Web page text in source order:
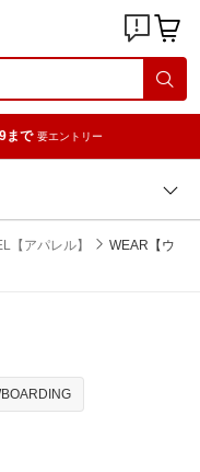
まで 要エントリー
【アパレル】
WEAR【ウ